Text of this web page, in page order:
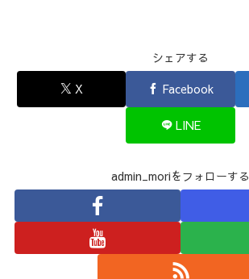
シェアする
X
Facebook
LINE
admin_moriをフォローする